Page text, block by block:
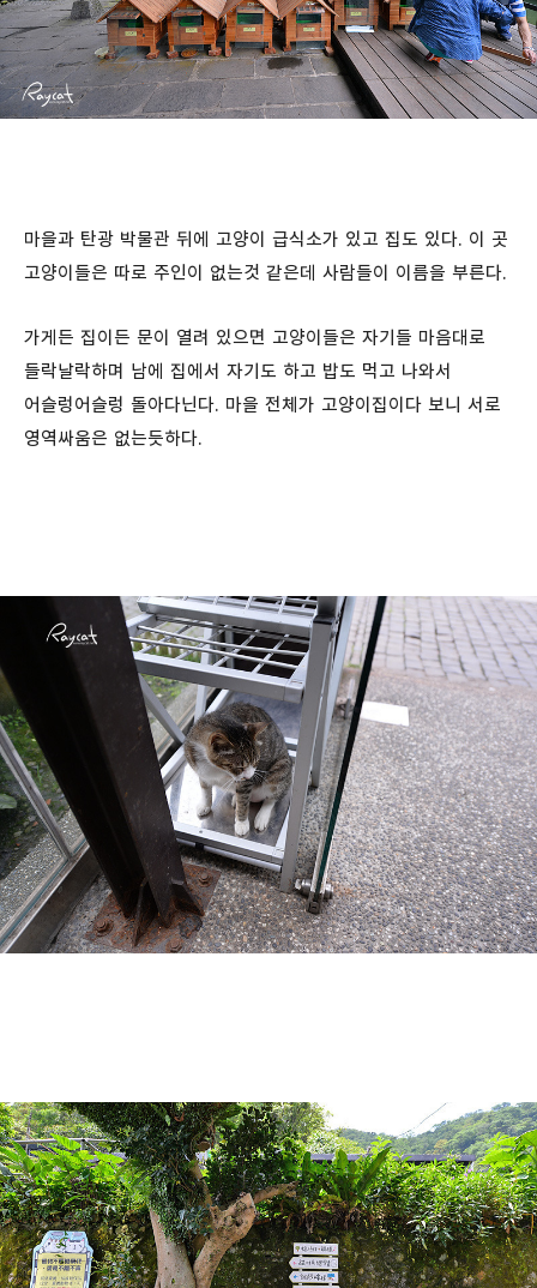
마을과 탄광 박물관 뒤에 고양이 급식소가 있고 집도 있다. 이 곳
고양이들은 따로 주인이 없는것 같은데 사람들이 이름을 부른다.
가게든 집이든 문이 열려 있으면 고양이들은 자기들 마음대로
들락날락하며 남에 집에서 자기도 하고 밥도 먹고 나와서
어슬렁어슬렁 돌아다닌다. 마을 전체가 고양이집이다 보니 서로
영역싸움은 없는듯하다.